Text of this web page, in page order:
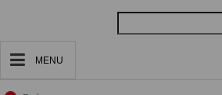
MENU